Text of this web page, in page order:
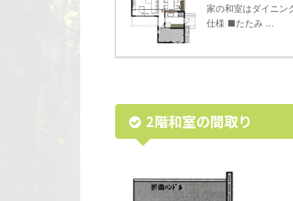
家の和室はダイニン
仕様 ■たたみ ...
2階和室の間取り